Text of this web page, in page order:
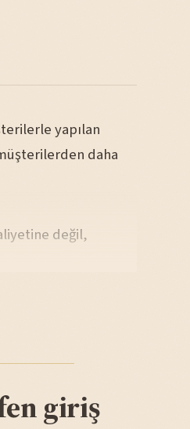
yapılan
daha
değil,
giriş